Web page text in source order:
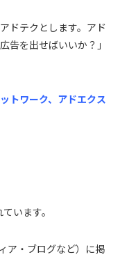
ドテクとします。アド
告を出せばいいか？」
トワーク、アドエクス
います。
ア・ブログなど）に掲